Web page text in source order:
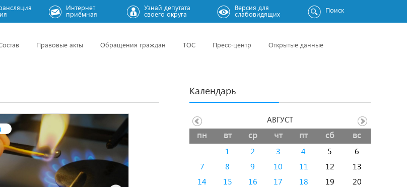
Интернет
приёмная
Узнай депутата
своего округа
Версия для
слабовидящих Поиск
Правовые акты Обращения граждан ТОС Пресс-центр Открытые данные
Календарь
пн вт ср чт пт сб вс
1 2 3 4 5
6
7
8 9 10 11 12
13
14
15 16 17 18 19
20
АВГУСТ